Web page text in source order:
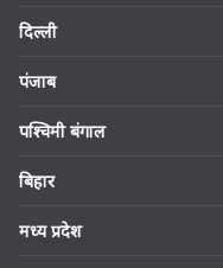
दिल्ली
पंजाब
पश्चिमी बंगाल
बिहार
मध्य प्रदेश